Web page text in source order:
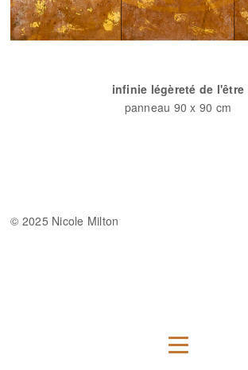
infinie légèreté de l'être
panneau 90 x 90 cm
© 2025 Nicole Milton